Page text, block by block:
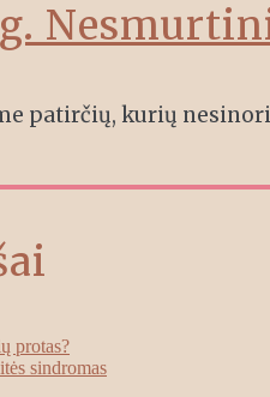
patirčių, kurių
protas?
sindromas